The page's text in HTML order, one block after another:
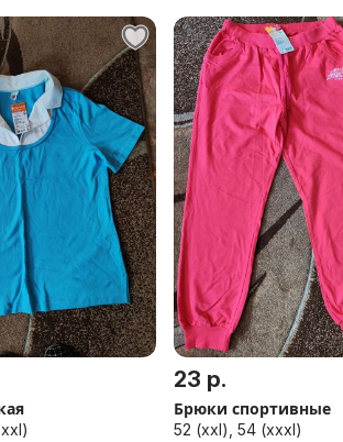
23 р.
Брюки спортивные
52 (xxl), 54 (xxxl)